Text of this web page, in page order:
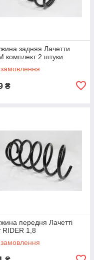
задняя Лачетти
комплект 2 штуки
замовлення
₴
передня Лачетті
RIDER 1,8
замовлення